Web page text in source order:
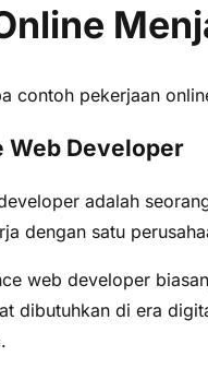
contoh pekerjaan
Web Developer
adalah
dengan satu
web developer
dibutuhkan di era